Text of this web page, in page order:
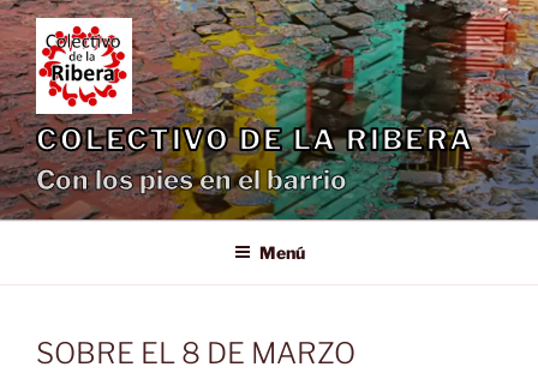
Saltar
al
contenido
COLECTIVO DE LA RIBERA
Con los pies en el barrio
Menú
SOBRE EL 8 DE MARZO